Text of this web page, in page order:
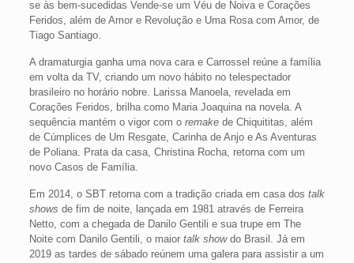
se às bem-sucedidas Vende-se um Véu de Noiva e Corações
Feridos, além de Amor e Revolução e Uma Rosa com Amor, de
Tiago Santiago.
A dramaturgia ganha uma nova cara e Carrossel reúne a família
em volta da TV, criando um novo hábito no telespectador
brasileiro no horário nobre. Larissa Manoela, revelada em
Corações Feridos, brilha como Maria Joaquina na novela. A
sequência mantém o vigor com o remakede Chiquititas, além
de Cúmplices de Um Resgate, Carinha de Anjo e As Aventuras
de Poliana. Prata da casa, Christina Rocha, retorna com um
novo Casos de Família.
Em 2014, o SBT retorna com a tradição criada em casa dos talk
shows de fim de noite, lançada em 1981 através de Ferreira
Netto, com a chegada de Danilo Gentili e sua trupe em The
Noite com Danilo Gentili, o maior talk showdo Brasil. Já em
2019 as tardes de sábado reúnem uma galera para assistir a um